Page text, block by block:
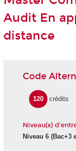
Audit En
distance
Code
120 crédits
Niveau(x)
Niveau 6(Bac+3